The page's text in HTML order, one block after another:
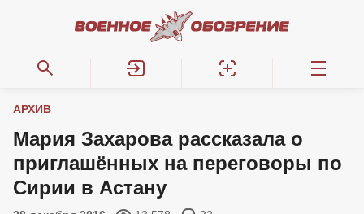
АРХИВ
Мария Захарова рассказала о
приглашённых на переговоры по
Сирии в Астану